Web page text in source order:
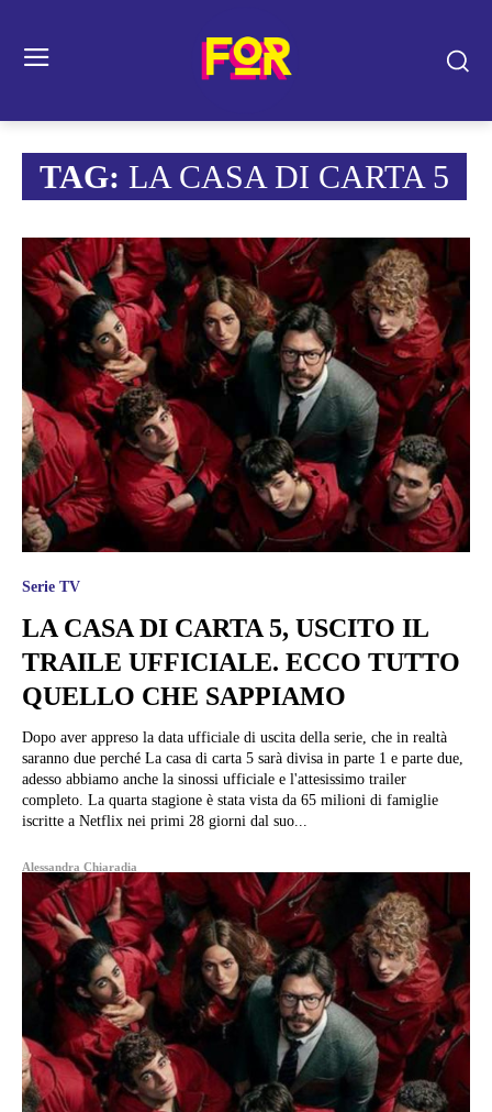
TAG: LA CASA DI CARTA 5
Serie TV
LA CASA DI CARTA 5, USCITO IL
TRAILE UFFICIALE. ECCO TUTTO
QUELLO CHE SAPPIAMO
Dopo aver appreso la data ufficiale di uscita della serie, che in realtà
saranno due perché La casa di carta 5 sarà divisa in parte 1 e parte due,
adesso abbiamo anche la sinossi ufficiale e l'attesissimo trailer
completo. La quarta stagione è stata vista da 65 milioni di famiglie
iscritte a Netflix nei primi 28 giorni dal suo...
Alessandra Chiaradia